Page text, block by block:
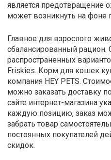
является предотвращение
может возникнуть на фоне
Главное для взрослого
сбалансированный рацион.
распространенных
Friskies. Корм для кошек
компания HEY PETS.
можно заказать доставку
сайте интернет-магазина
каждую позицию, заказ
забрать товар
постоянных покупателей
скидок.